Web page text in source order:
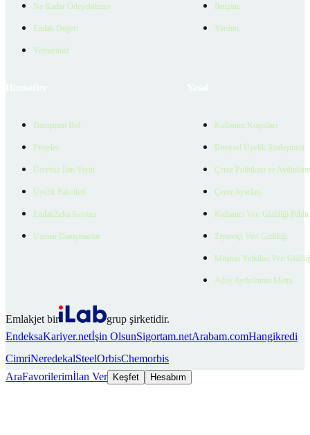
Ne Kadar Ödeyebilirim
Emlak Değeri
Verilerimiz
İletişim
Yardım
Danışman Bul
Projeler
Ücretsiz İlan Verin
Üyelik Paketleri
EmlakZeka Asistan
Uzman Danışmanlar
Kullanım Koşulları
Bireysel Üyelik Sözleşmesi
Çerez Politikası ve
Çerez Ayarları
Kullanıcı Veri Gizliliği
Ziyaretçi Veri Gizliliği
Müşteri Yetkilisi Veri
Aday Aydınlatma Metni
Emlakjet bir
grup şirketidir.
EndeksaKariyer.netİşin OlsunSigortam.netArabam.comHangikredi
CimriNeredekalSteelOrbisChemorbis
AraFavorilerimİlan Ver Keşfet Hesabım